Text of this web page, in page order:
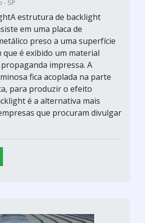
- SP
estrutura de backlight
em uma placa de
preso a uma superfície
que é exibido um material
impressa. A
fica acoplada na parte
para produzir o efeito
é a alternativa mais
que procuram divulgar